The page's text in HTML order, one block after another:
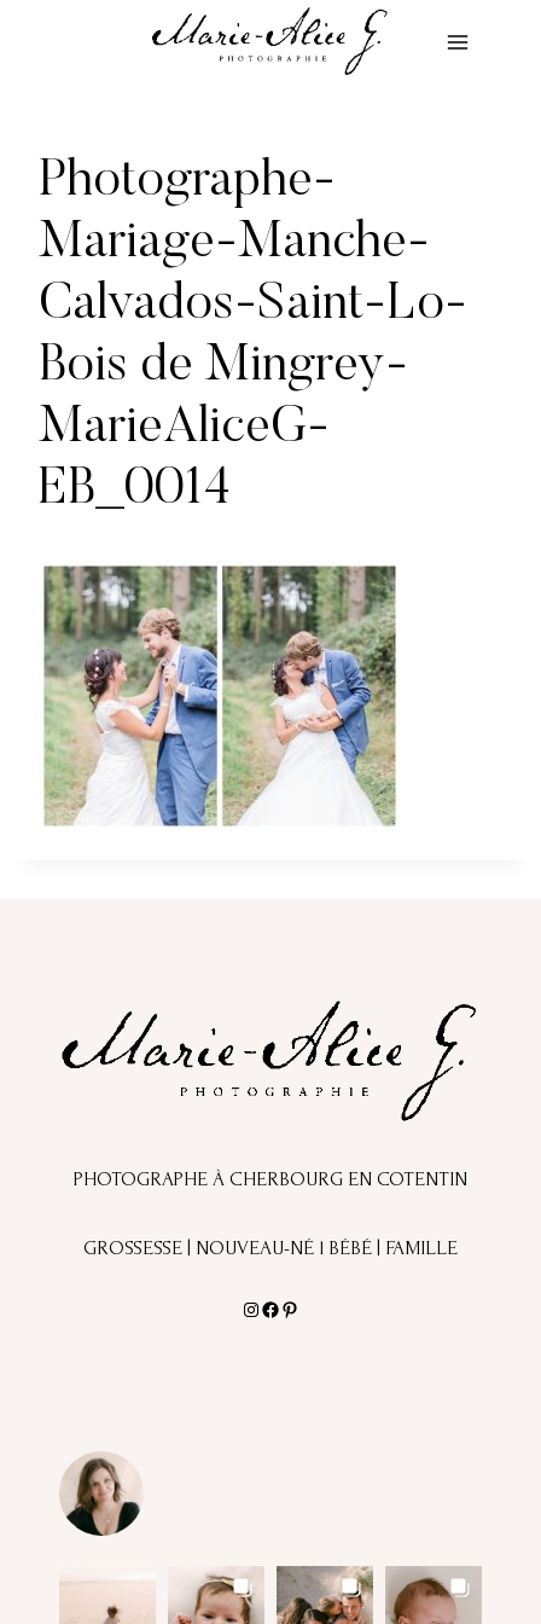
Photographe-
Mariage-Manche-
Calvados-Saint-Lo-
Bois de Mingrey-
MarieAliceG-
EB_0014
PHOTOGRAPHE À CHERBOURG EN COTENTIN
GROSSESSE | NOUVEAU-NÉ l BÉBÉ | FAMILLE
Instagram
Facebook
Pinterest